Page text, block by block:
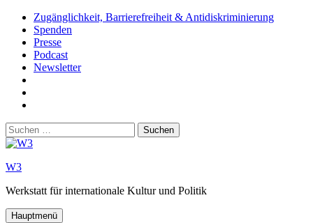
Zum
Inhalt
springen
Zugänglichkeit, Barrierefreiheit & Antidiskriminierung
Spenden
Presse
Podcast
Newsletter
Youtube
Suchen
nach:
W3
Werkstatt für internationale Kultur und Politik
Hauptmenü